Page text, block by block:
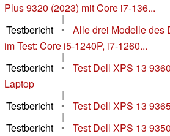
Plus 9320 (2023) mit Core i7-136...
|
Testbericht
•
Alle drei Modelle des
im Test: Core i5-1240P, i7-1260...
|
Testbericht
•
Test Dell XPS 13
Laptop
|
Testbericht
• Test Dell XPS 13
|
Testbericht
•
Test Dell XPS 13